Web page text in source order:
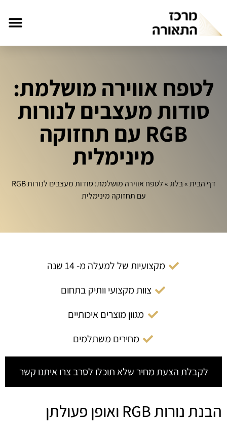
לטפח אווירה מושלמת:
סודות מעצבים לנורות
RGB עם תחזוקה
מינימלית
דף הבית»בלוג»
לטפח אווירה מושלמת: סודות מעצבים לנורות RGB
עם תחזוקה מינימלית
מקצועיות של למעלה מ- 14 שנה
צוות מקצועי וותיק בתחום
מגוון מוצרים איכותיים
מחירים משתלמים
לקבלת הצעת מחיר שלא תוכלו לסרב צרו איתנו קשר
הבנת נורות RGB ואופן פעולתן